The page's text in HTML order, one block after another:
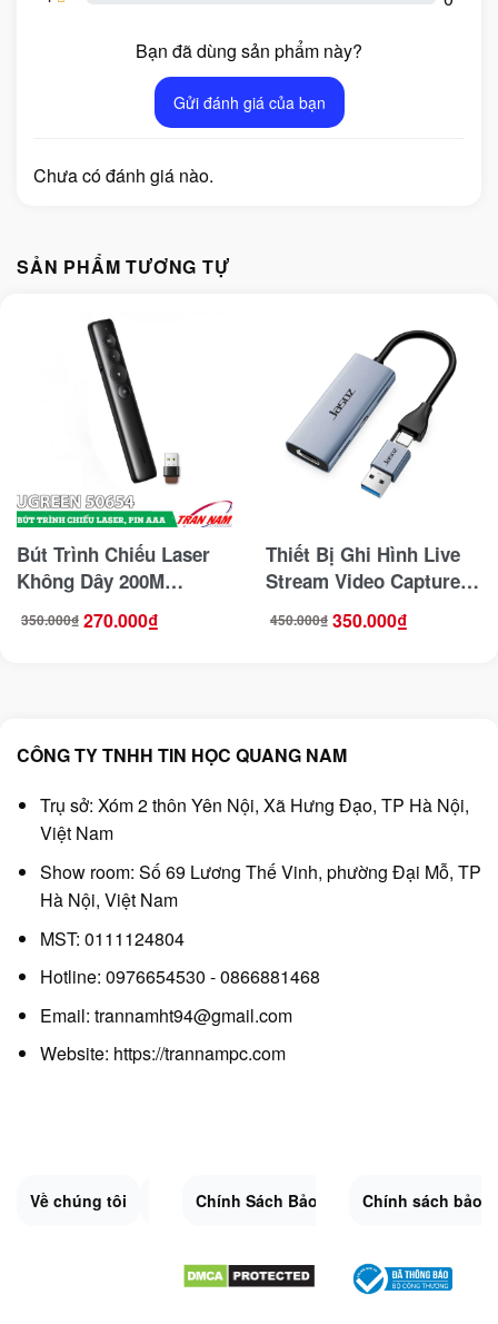
Bạn đã dùng sản phẩm này?
Gửi đánh giá của bạn
Chưa có đánh giá nào.
SẢN PHẨM TƯƠNG TỰ
Bút Trình Chiếu Laser
Không Dây 200M
Pin AAA)
350.000₫
Giá
gốc 270.000₫
Giá
hiện
Thiết Bị Ghi Hình Live
Stream Video Capture
Type C Hỗ Trợ 4K
450.000₫
Giá
gốc 350.000₫
Giá
hiện
CÔNG TY TNHH TIN HỌC QUANG NAM
Trụ sở: Xóm 2 thôn Yên Nội, Xã Hưng Đạo, TP Hà Nội,
Việt Nam
Show room: Số 69 Lương Thế Vinh, phường Đại Mỗ, TP
Hà Nội, Việt Nam
MST: 0111124804
Hotline: 0976654530 - 0866881468
Email: trannamht94@gmail.com
Website: https://trannampc.com
Về chúng tôi Liên Hệ Quy Định Chung Sitemap.XML
Chính Sách Bảo Mật Đổi trả và hoàn
Chính sách bảo